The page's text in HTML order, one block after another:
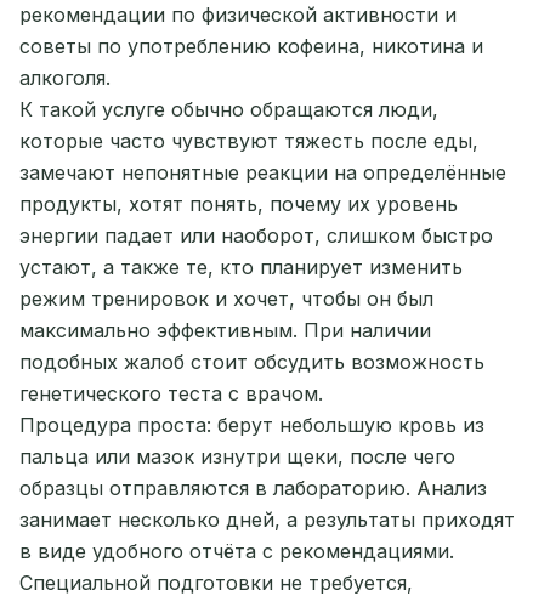
рекомендации по физической активности и
советы по употреблению кофеина, никотина и
алкоголя.
К такой услуге обычно обращаются люди,
которые часто чувствуют тяжесть после еды,
замечают непонятные реакции на определённые
продукты, хотят понять, почему их уровень
энергии падает или наоборот, слишком быстро
устают, а также те, кто планирует изменить
режим тренировок и хочет, чтобы он был
максимально эффективным. При наличии
подобных жалоб стоит обсудить возможность
генетического теста с врачом.
Процедура проста: берут небольшую кровь из
пальца или мазок изнутри щеки, после чего
образцы отправляются в лабораторию. Анализ
занимает несколько дней, а результаты приходят
в виде удобного отчёта с рекомендациями.
Специальной подготовки не требуется,